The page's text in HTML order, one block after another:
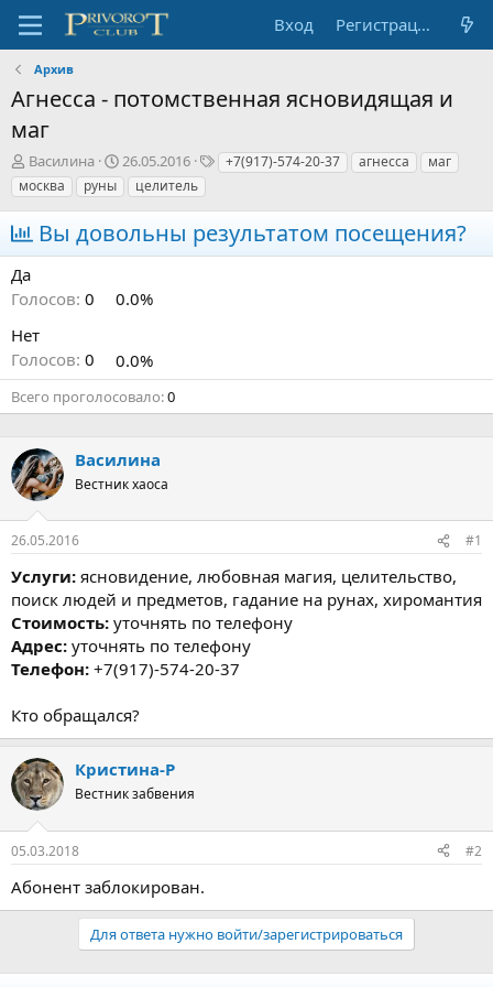
Вход Регистрация
Архив
Агнесса - потомственная ясновидящая и
маг
А
в
т
р
т
е
м
Василина
Д
а
т
н
а
а
26.05.2016
Т+7(917)-574-20-37 агнесса
маг
москва
руны целитель
Вы довольны результатом посещения?
Да
Голосов: 0
0.0%
Нет
Голосов: 0 0.0%
Всего проголосовало 0
Василина
Вестник хаоса
26.05.2016 #1
Услуги: ясновидение, любовная магия, целительство,
поиск людей и предметов, гадание на рунах, хиромантия
Стоимость: уточнять по телефону
Адрес: уточнять по телефону
Телефон: +7(917)-574-20-37
Кто обращался?
Кристина-Р
Вестник забвения
05.03.2018 #2
Абонент заблокирован.
Для ответа нужно войти/зарегистрироваться